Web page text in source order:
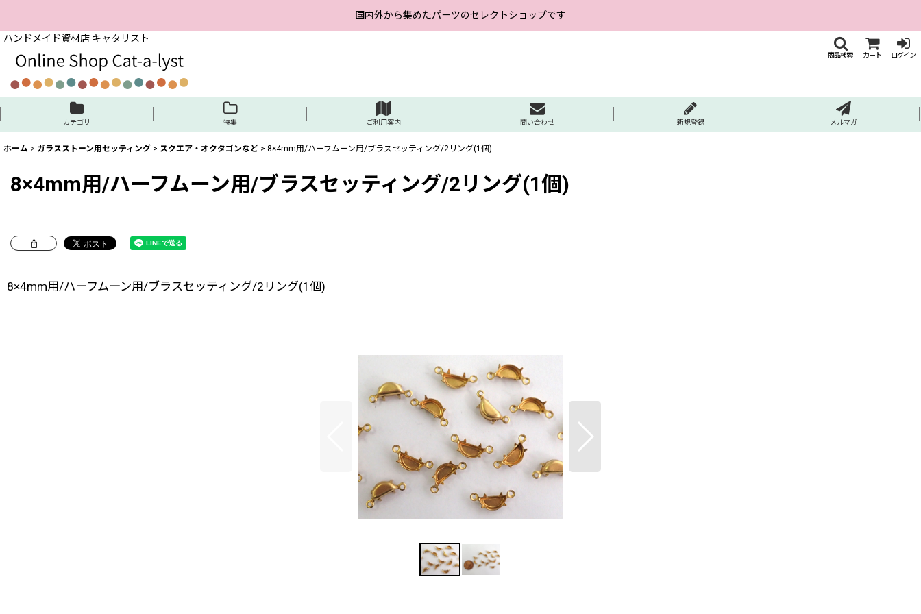
国内外から集めたパーツのセレクトショップです
ハンドメイド資材店 キャタリスト
商品検索 カート ログイン
カテゴリ 特集 ご利用案内 問い合わせ 新規登録 メルマガ
ホーム > ガラスストーン用セッティング > スクエア・オクタゴンなど > 8×4mm用/ハーフムーン用/ブラスセッティング/2リング(1個)
8×4mm用/ハーフムーン用/ブラスセッティング/2リング(1個)
8×4mm用/ハーフムーン用/ブラスセッティング/2リング(1個)